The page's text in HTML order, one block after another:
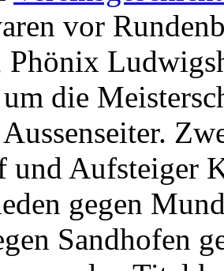
vor
Phönix
die
und Aufsteiger
gegen
Sandhofen